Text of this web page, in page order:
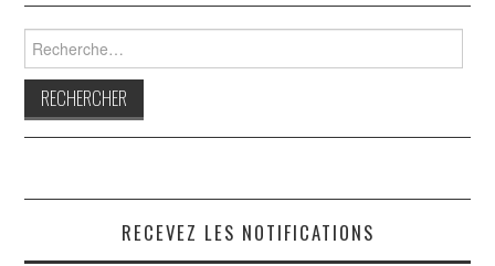
RECEVEZ LES NOTIFICATIONS